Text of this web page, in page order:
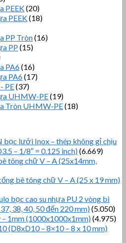
PEEK(20)
PEEK(18)
PP Tròn(16)
PP (15)
PA6(16)
PA6(17)
PE(37)
UHMW-PE(19)
Tròn UHMW-PE(18)
bọc lưới Inox – thép không gỉ chịu
– 1/8″ = 0.125 inch)(6.669)
tông chữ V – A (25x14mm,
bê tông chữ V – A (25 x 19 mm)
bọc cao su nhựa PU 2 vòng bi
38, 40, 50 đến 220 mm)(5.050)
– 1mm (1000x1000x1mm)(4.975)
(D8xD10 – 8×10 – 8 x 10 mm)